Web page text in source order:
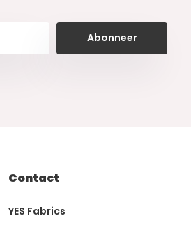
Abonneer
Contact
YES Fabrics